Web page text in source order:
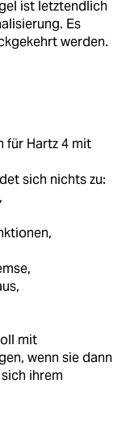
ist letztendlich
Es
werden.
für Hartz 4 mit
sich nichts zu:
mit
wenn sie dann
ihrem